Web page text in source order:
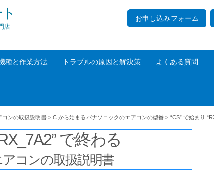
店
お申し込みフォーム
種と作業方法 トラブルの原因と解決策 よくある質問
コンの取扱説明書 > C から始まるパナソニックのエアコンの型番 > “CS” で始まり
で終わる
アコンの取扱説明書